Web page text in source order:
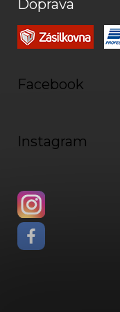
Doprava
Facebook
Instagram